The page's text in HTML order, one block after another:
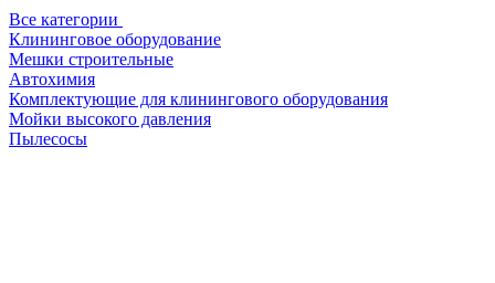
Все категории
Клининговое оборудование
Мешки строительные
Автохимия
Комплектующие для клинингового оборудования
Мойки высокого давления
Пылесосы